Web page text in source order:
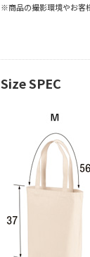
※商品の撮影環境やお客
Size SPEC